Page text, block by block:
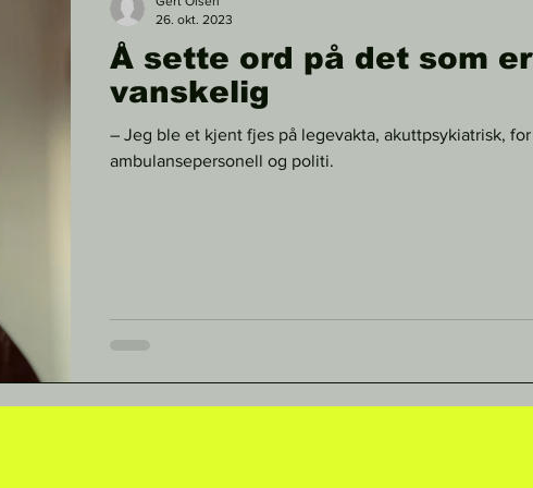
Å sette ord på det som er
vanskelig
– Jeg ble et kjent fjes på legevakta, akuttpsykiatrisk, for
ambulansepersonell og politi.
26. okt. 2023